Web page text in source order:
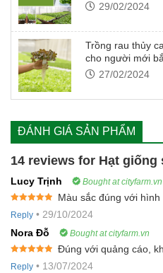
29/02/2024
Trồng rau thủy
cho người mới
27/02/2024
ĐÁNH GIÁ SẢN PHẨM
14 reviews for Hạt giống
Lucy Trịnh Bought at cityfarm.vn
of 5
Màu sắc đúng với hình
Reply • 29/10/2024
Nora Đỗ
Bought at cityfarm.vn
of 5
Đúng với quảng cáo,
Reply • 13/07/2024